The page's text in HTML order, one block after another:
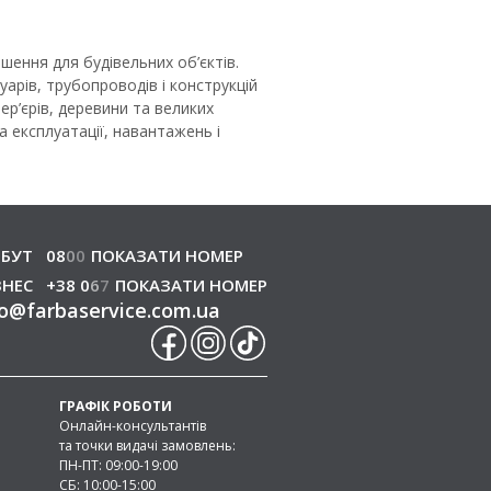
для будівельних об’єктів.
трубопроводів і конструкцій
деревини та великих
навантажень і
0800 ПОКАЗАТИ НОМЕР
+38 067 ПОКАЗАТИ НОМЕР
@farbaservice.com.ua
ГРАФІК РОБОТИ
Онлайн-консультантів
та точки видачі замовлень:
ПН-ПТ: 09:00-19:00
СБ: 10:00-15:00